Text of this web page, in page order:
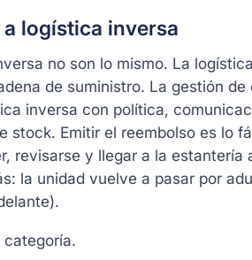
logística inversa
no son lo mismo. La
de suministro. La gestión
inversa con política,
stock. Emitir el reembolso es lo
revisarse y llegar a la estantería
la unidad vuelve a pasar por